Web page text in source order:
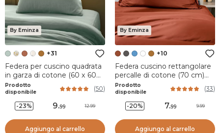
By Eminza
+31
Federa per cuscino quadrata
in garza di cotone (60 x 60
cm) Gaïa Verde eucalipto
Prodotto
disponibile
(50)
-23% 9.99 12.99
Aggiungo al carrello
By Eminza
+10
Federa cuscino rettangolare
percalle di cotone (70 cm)
Cali Terracotta
Prodotto
disponibile
(33)
-20% 7.99 9.99
Aggiungo al carrello